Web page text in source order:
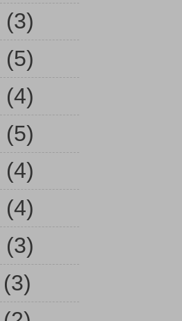
(3)
(5)
(4)
(5)
(4)
(4)
(3)
(3)